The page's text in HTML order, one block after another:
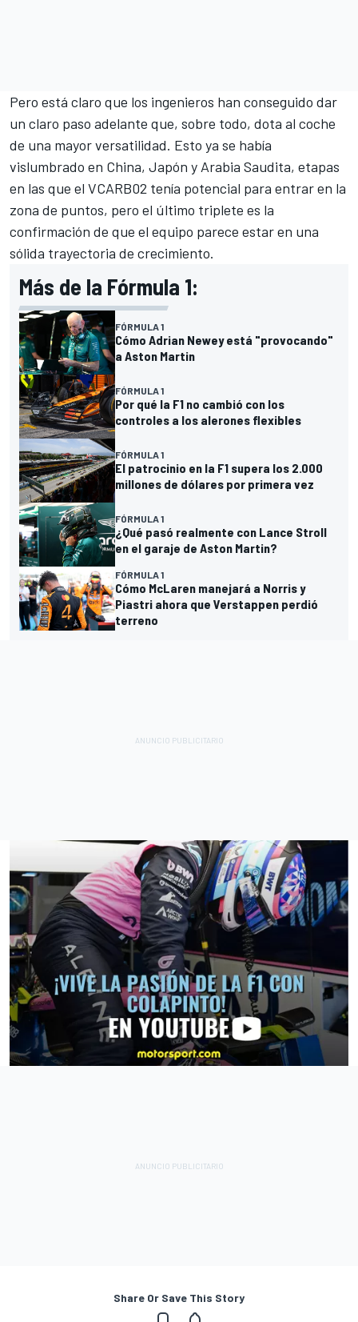
Pero está claro que los ingenieros han conseguido dar
un claro paso adelante que, sobre todo, dota al coche
de una mayor versatilidad. Esto ya se había
vislumbrado en China, Japón y Arabia Saudita, etapas
en las que el VCARB02 tenía potencial para entrar en la
zona de puntos, pero el último triplete es la
confirmación de que el equipo parece estar en una
sólida trayectoria de crecimiento.
Más de la Fórmula 1:
FÓRMULA 1
Cómo Adrian Newey está "provocando"
a Aston Martin
FÓRMULA 1
Por qué la F1 no cambió con los
controles a los alerones flexibles
FÓRMULA 1
El patrocinio en la F1 supera los 2.000
millones de dólares por primera vez
FÓRMULA 1
¿Qué pasó realmente con Lance Stroll
en el garaje de Aston Martin?
FÓRMULA 1
Cómo McLaren manejará a Norris y
Piastri ahora que Verstappen perdió
terreno
Share Or Save This Story